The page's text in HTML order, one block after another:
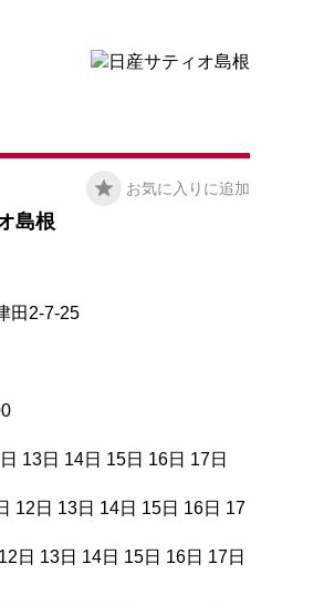
お気に入りに追加
島根
田2-7-25
13日 14日 15日 16日 17日
12日 13日 14日 15日 16日 17
日 13日 14日 15日 16日 17日